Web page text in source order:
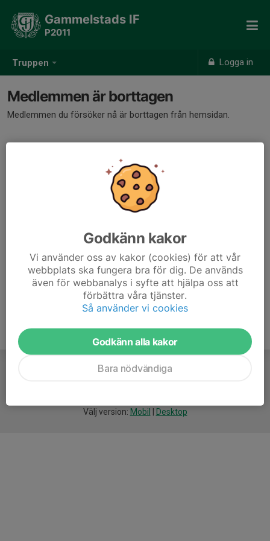
Truppen Logga in
Gammelstads IF
P2011
Medlemmen är borttagen
Medlemmen du försöker nå är borttagen från hemsidan.
Välj version: Mobil Desktop
Godkänn kakor
Vi använder oss av kakor (cookies) för att vår
webbplats ska fungera bra för dig. De används
även för webbanalys i syfte att hjälpa oss att
förbättra våra tjänster.
Så använder vi cookies
Godkänn alla kakor
Bara nödvändiga